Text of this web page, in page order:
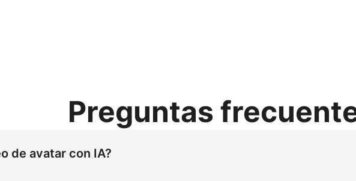
Preguntas
de avatar con IA?